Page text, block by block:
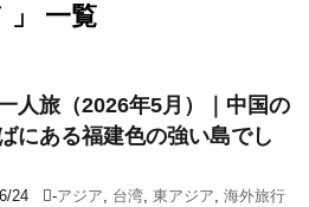
」 一覧
人旅（2026年5月）｜中国の
にある福建色の強い島でし
24 -アジア, 台湾, 東アジア, 海外旅行